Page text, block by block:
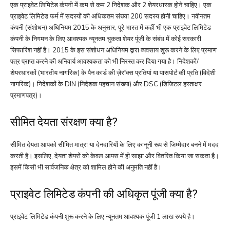
एक प्राइवेट लिमिटेड कंपनी में कम से कम 2 निदेशक और 2 शेयरधारक होने चाहिए। एक
प्राइवेट लिमिटेड फर्म में सदस्यों की अधिकतम संख्या 200 सदस्य होनी चाहिए। नवीनतम
कंपनी (संशोधन) अधिनियम 2015 के अनुसार, पूरे भारत में कहीं भी एक प्राइवेट लिमिटेड
कंपनी के निगमन के लिए आवश्यक न्यूनतम चुकता शेयर पूंजी के संबंध में कोई सरकारी
सिफारिश नहीं है। 2015 के इस संशोधन अधिनियम द्वारा व्यवसाय शुरू करने के लिए प्रमाण
पत्र प्राप्त करने की अनिवार्य आवश्यकता को भी निरस्त कर दिया गया है। निदेशकों/
शेयरधारकों (भारतीय नागरिक) के पैन कार्ड की ज़ेरॉक्स प्रतियां या पासपोर्ट की प्रति (विदेशी
नागरिक)। निदेशकों के DIN (निदेशक पहचान संख्या) और DSC (डिजिटल हस्ताक्षर
प्रमाणपत्र)।
सीमित देयता संरक्षण क्या है?
सीमित देयता आपको सीमित मात्रा या देनदारियों के लिए कानूनी रूप से जिम्मेदार बनने में मदद
करती है। इसलिए, देयता शेयरों को केवल आपस में ही साझा और वितरित किया जा सकता है।
इसमें किसी भी सार्वजनिक क्षेत्र को शामिल होने की अनुमति नहीं है।
प्राइवेट लिमिटेड कंपनी की अधिकृत पूंजी क्या है?
प्राइवेट लिमिटेड कंपनी शुरू करने के लिए न्यूनतम आवश्यक पूंजी 1 लाख रुपये है।